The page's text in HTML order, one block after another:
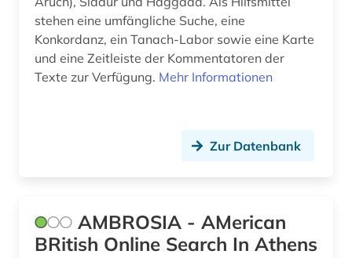
fid finnisch-ugrische/uralische sprachen (2)
fid lateinamerika (1)
filmwissenschaft (1)
stehen eine umfängliche Suche, eine
Konkordanz, ein Tanach-Labor sowie eine Karte
und eine Zeitleiste der Kommentatoren der
Texte zur Verfügung. Mehr Informationen
Zur Datenbank
AMBROSIA - AMerican
BRitish Online Search In Athens